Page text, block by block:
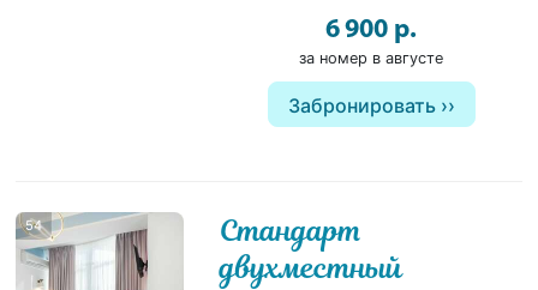
6 900 р.
за номер в августе
Забронировать
54
Стандарт
двухместный